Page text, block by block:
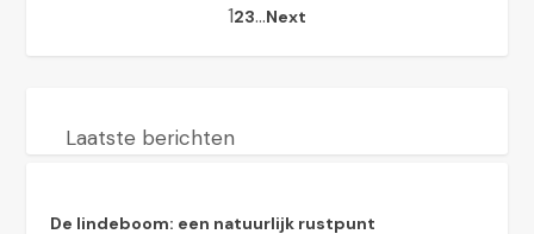
123…Next
Laatste berichten
De lindeboom: een natuurlijk rustpunt